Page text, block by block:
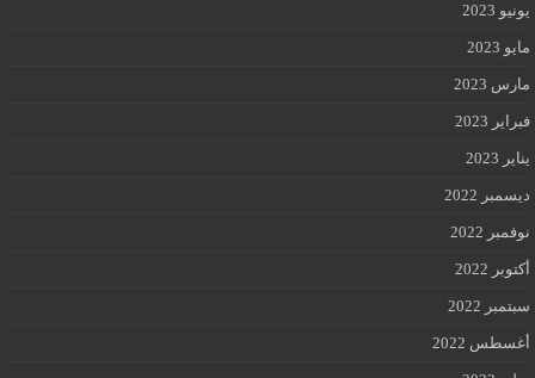
يونيو 2023
مايو 2023
مارس 2023
فبراير 2023
يناير 2023
ديسمبر 2022
نوفمبر 2022
أكتوبر 2022
سبتمبر 2022
أغسطس 2022